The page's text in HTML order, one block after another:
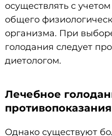
осуществлять с
общего
организма. При
голодания следует
диетологом.
Лечебное
противопоказания
Однако существуют